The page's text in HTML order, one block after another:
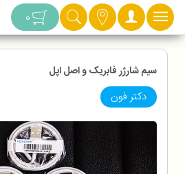
دسته بندی 0
سیم شارژر فابریک و اصل اپل
دکتر فون